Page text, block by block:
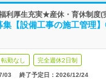
利厚生充実★産休・育休制度
集【設備工事の施工管理
転勤なし 完全週休2日制
03 終了予定日： 2026/12/24